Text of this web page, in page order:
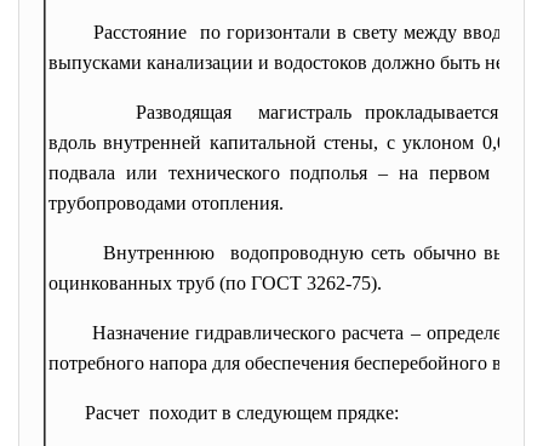
Расстояние по горизонтали в свету между вводами
выпусками канализации и водостоков должно быть не
Разводящая магистраль прокладывается
вдоль внутренней капитальной стены, с уклоном 0,005
подвала или технического подполья – на первом
трубопроводами отопления.
Внутреннюю водопроводную сеть обычно
оцинкованных труб (по ГОСТ 3262-75).
Назначение гидравлического расчета –
потребного напора для обеспечения бесперебойного
Расчет походит в следующем прядке: